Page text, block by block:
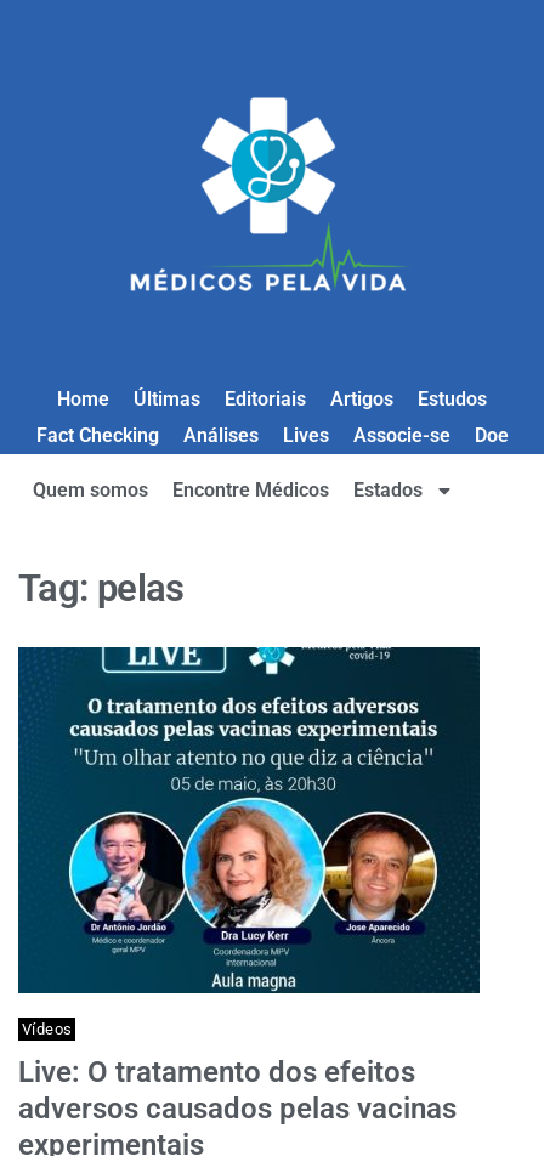
Home Últimas Editoriais Artigos
Estudos
Fact Checking
Análises Lives Associe-se Doe
Quem somos Encontre Médicos Estados
Tag: pelas
Vídeos
Live: O tratamento dos efeitos
adversos causados pelas vacinas
experimentais​